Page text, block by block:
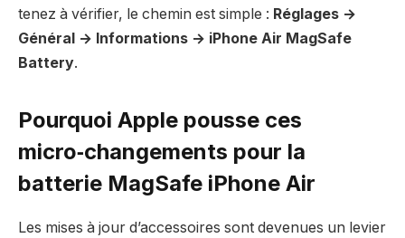
tenez à vérifier, le chemin est simple : Réglages →
Général → Informations → iPhone Air MagSafe
Battery.
Pourquoi Apple pousse ces
micro‑changements pour la
batterie MagSafe iPhone Air
Les mises à jour d’accessoires sont devenues un levier